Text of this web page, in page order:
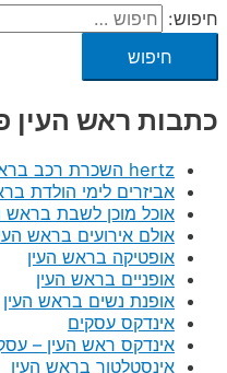
חיפוש:
כתבות ראש העין
hertz השכרת רכב בראש העין
אביזרים לימי הולדת
אוכל מוכן לשבת בראש
אולם אירועים בראש
אופטיקה בראש העין
אופניים בראש העין
אופנת נשים בראש העין
אינדקס עסקים
אינדקס ראש העין –
אינסטלטור בראש העין